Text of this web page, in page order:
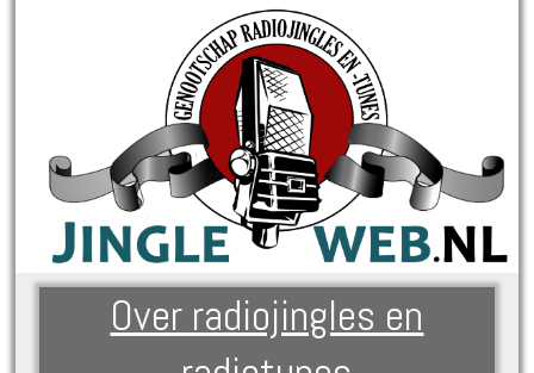
Over radiojingles en